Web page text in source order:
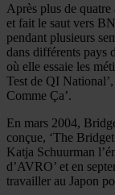
Après plus de
et fait le saut vers
pendant plusieurs
dans différents pays
où elle essaie les
Test de QI National’,
Comme Ça’.
En mars 2004,
conçue, ‘The
Katja Schuurman
d’AVRO’ et en
travailler au Japon